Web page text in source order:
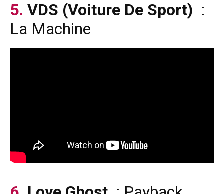
5. VDS (Voiture De Sport) :
La Machine